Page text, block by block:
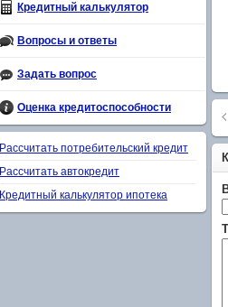
Кредитный калькулятор
Вопросы и ответы
Задать вопрос
Оценка кредитоспособности
Рассчитать потребительский кредит
Рассчитать автокредит
Кредитный калькулятор ипотека